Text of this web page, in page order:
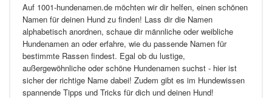
Auf 1001-hundenamen.de möchten wir dir helfen, einen schönen
Namen für deinen Hund zu finden! Lass dir die Namen
alphabetisch anordnen, schaue dir männliche oder weibliche
Hundenamen an oder erfahre, wie du passende Namen für
bestimmte Rassen findest. Egal ob du lustige,
außergewöhnliche oder schöne Hundenamen suchst - hier ist
sicher der richtige Name dabei! Zudem gibt es im Hundewissen
spannende Tipps und Tricks für dich und deinen Hund!